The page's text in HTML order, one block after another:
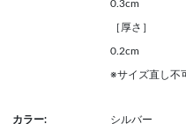
0.3cm
［厚さ］
0.2cm
※サイズ直し不
カラー: シルバー